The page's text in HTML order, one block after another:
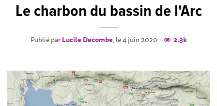
Le charbon du bassin de l'Arc
Publié parLucile Decombe, le 4 juin 2020 2.3k